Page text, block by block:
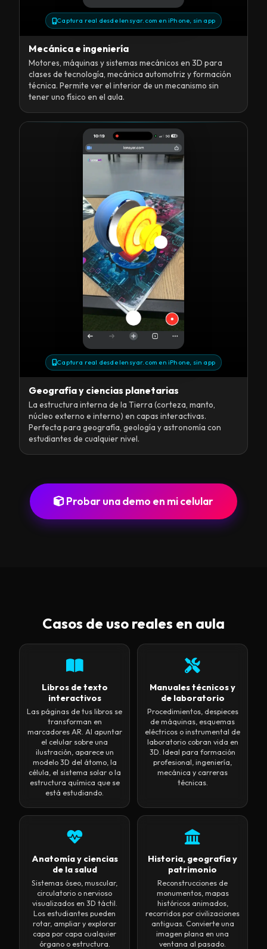
Captura real desde lensyar.com en iPhone, sin app
Mecánica e ingeniería
Motores, máquinas y sistemas mecánicos en 3D para
clases de tecnología, mecánica automotriz y formación
técnica. Permite ver el interior de un mecanismo sin
tener uno físico en el aula.
Captura real desde lensyar.com en iPhone, sin app
Geografía y ciencias planetarias
La estructura interna de la Tierra (corteza, manto,
núcleo externo e interno) en capas interactivas.
Perfecta para geografía, geología y astronomía con
estudiantes de cualquier nivel.
Probar una demo en mi celular
Casos de uso reales en aula
Libros de texto
interactivos
Las páginas de tus libros se
transforman en
marcadores AR. Al apuntar
el celular sobre una
ilustración, aparece un
modelo 3D del átomo, la
célula, el sistema solar o la
estructura química que se
está estudiando.
Manuales técnicos y
de laboratorio
Procedimientos, despieces
de máquinas, esquemas
eléctricos o instrumental de
laboratorio cobran vida en
3D. Ideal para formación
profesional, ingeniería,
mecánica y carreras
técnicas.
Anatomía y ciencias
de la salud
Sistemas óseo, muscular,
circulatorio o nervioso
visualizados en 3D táctil.
Los estudiantes pueden
rotar, ampliar y explorar
capa por capa cualquier
órgano o estructura.
Historia, geografía y
patrimonio
Reconstrucciones de
monumentos, mapas
históricos animados,
recorridos por civilizaciones
antiguas. Convierte una
imagen plana en una
ventana al pasado.